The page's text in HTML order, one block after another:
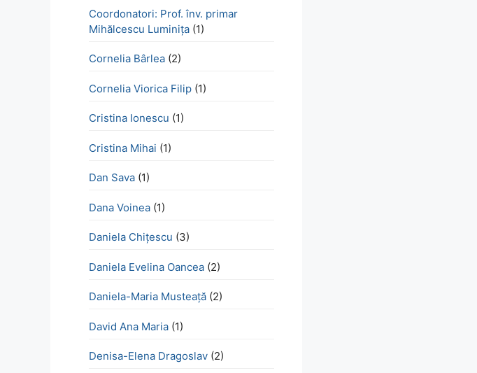
Coordonatori: Prof. înv. primar
Mihălcescu Luminița (1)
Cornelia Bârlea (2)
Cornelia Viorica Filip (1)
Cristina Ionescu (1)
Cristina Mihai (1)
Dan Sava (1)
Dana Voinea (1)
Daniela Chițescu (3)
Daniela Evelina Oancea (2)
Daniela-Maria Musteață (2)
David Ana Maria (1)
Denisa-Elena Dragoslav (2)